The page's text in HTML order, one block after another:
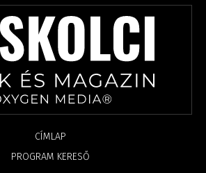
CÍMLAP
PROGRAM KERESŐ